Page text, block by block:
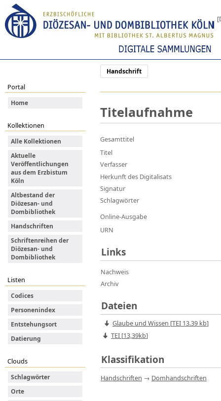
Handschrift
Portal
Home
Kollektionen
Alle Kollektionen
Aktuelle
Veröffentlichungen
aus dem Erzbistum
Köln
Altbestand der
Diözesan- und
Dombibliothek
Handschriften
Schriftenreihen der
Diözesan- und
Dombibliothek
Listen
Codices
Personenindex
Entstehungsort
Datierung
Clouds
Schlagwörter
Orte
Titelaufnahme
Gesamttitel
Titel
Verfasser
Herkunft des Digitalisats
Signatur
Schlagwörter
Online-Ausgabe
URN
Links
Nachweis
Archiv
Dateien
Glaube und Wissen [TEI 13.39 kb]
TEI [13,39kb]
Klassifikation
Handschriften → Domhandschriften